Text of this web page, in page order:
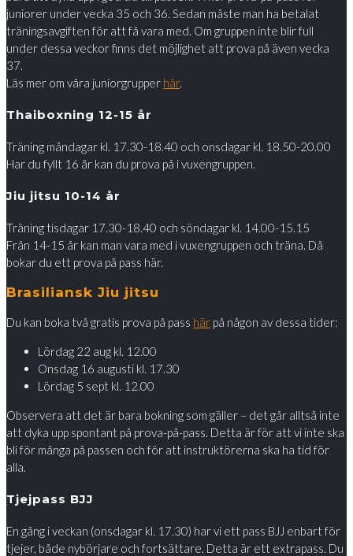
juniorer under vecka 35 och 36. Sedan måste man ha betalat
träningsavgiften för att få vara med. Om gruppen inte blir full
under dessa veckor finns det möjlighet att prova på även vecka
37.
Läs mer om våra juniorgrupper här.
Thaiboxning 12-15 år
Träning måndagar kl. 17.30-18.40 och onsdagar kl. 18.50-20.00
Har du fyllt 16 år kan du prova på i vuxengruppen.
Jiu jitsu 10-14 år
Träning tisdagar 17.30-18.40 och söndagar kl. 14.00-15.15
Från 14-15 år kan man vara med i vuxengruppen och träna. Då
bokar du ett prova på pass här.
Brasiliansk Jiu jitsu
Du kan boka två gratis prova på pass här på någon av dessa tider:
Lördag 22 aug kl. 12.00
Onsdag 16 augusti kl. 17.30
Lördag 5 sept kl. 12.00
Observera att det är bara bokning som gäller – det går alltså inte
att dyka upp spontant på prova-på-pass. Detta är för att vi inte ska
bli för många på passen och för att instruktörerna ska ha tid för
alla.
Tjejpass BJJ
En gång i veckan (onsdagar kl. 17.30) har vi ett pass BJJ enbart för
tjejer, både nybörjare och fortsättare. Detta är ett extrapass. Du